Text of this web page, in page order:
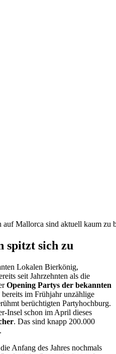
Mallorca sind aktuell kaum zu
spitzt sich zu
Lokalen Bierkönig,
seit Jahrzehnten als die
Opening Partys der bekannten
im Frühjahr unzählige
berüchtigten Partyhochburg.
Insel schon im April dieses
. Das sind knapp 200.000
Anfang des Jahres nochmals